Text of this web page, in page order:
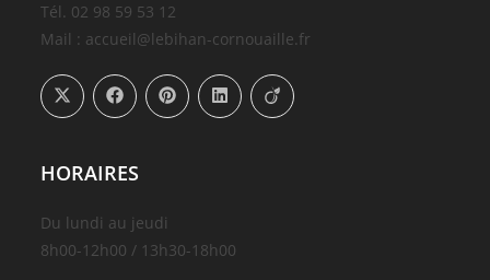
Tél. 02 98 59 53 12
Mail : accueil@lebihan-cornouaille.fr
HORAIRES
Du lundi au jeudi
8h00-12h00 / 13h30-18h00